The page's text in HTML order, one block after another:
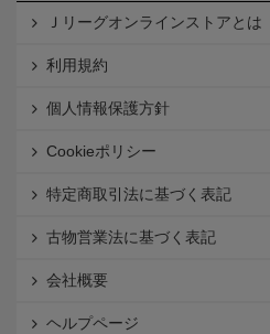
Ｊリーグオンラインストアとは
利用規約
個人情報保護方針
Cookieポリシー
特定商取引法に基づく表記
古物営業法に基づく表記
会社概要
ヘルプページ